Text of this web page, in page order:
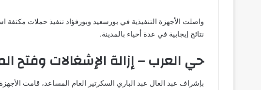
واصلت الأجهزة التنفيذية في بورسعيد وبورفؤاد تنفيذ حملات
نتائج إيجابية في عدة أحياء بالمدينة.
حي العرب – إزالة الإشغالات وفتح
بإشراف عبد العال عبد الباري السكرتير العام المساعد، قامت